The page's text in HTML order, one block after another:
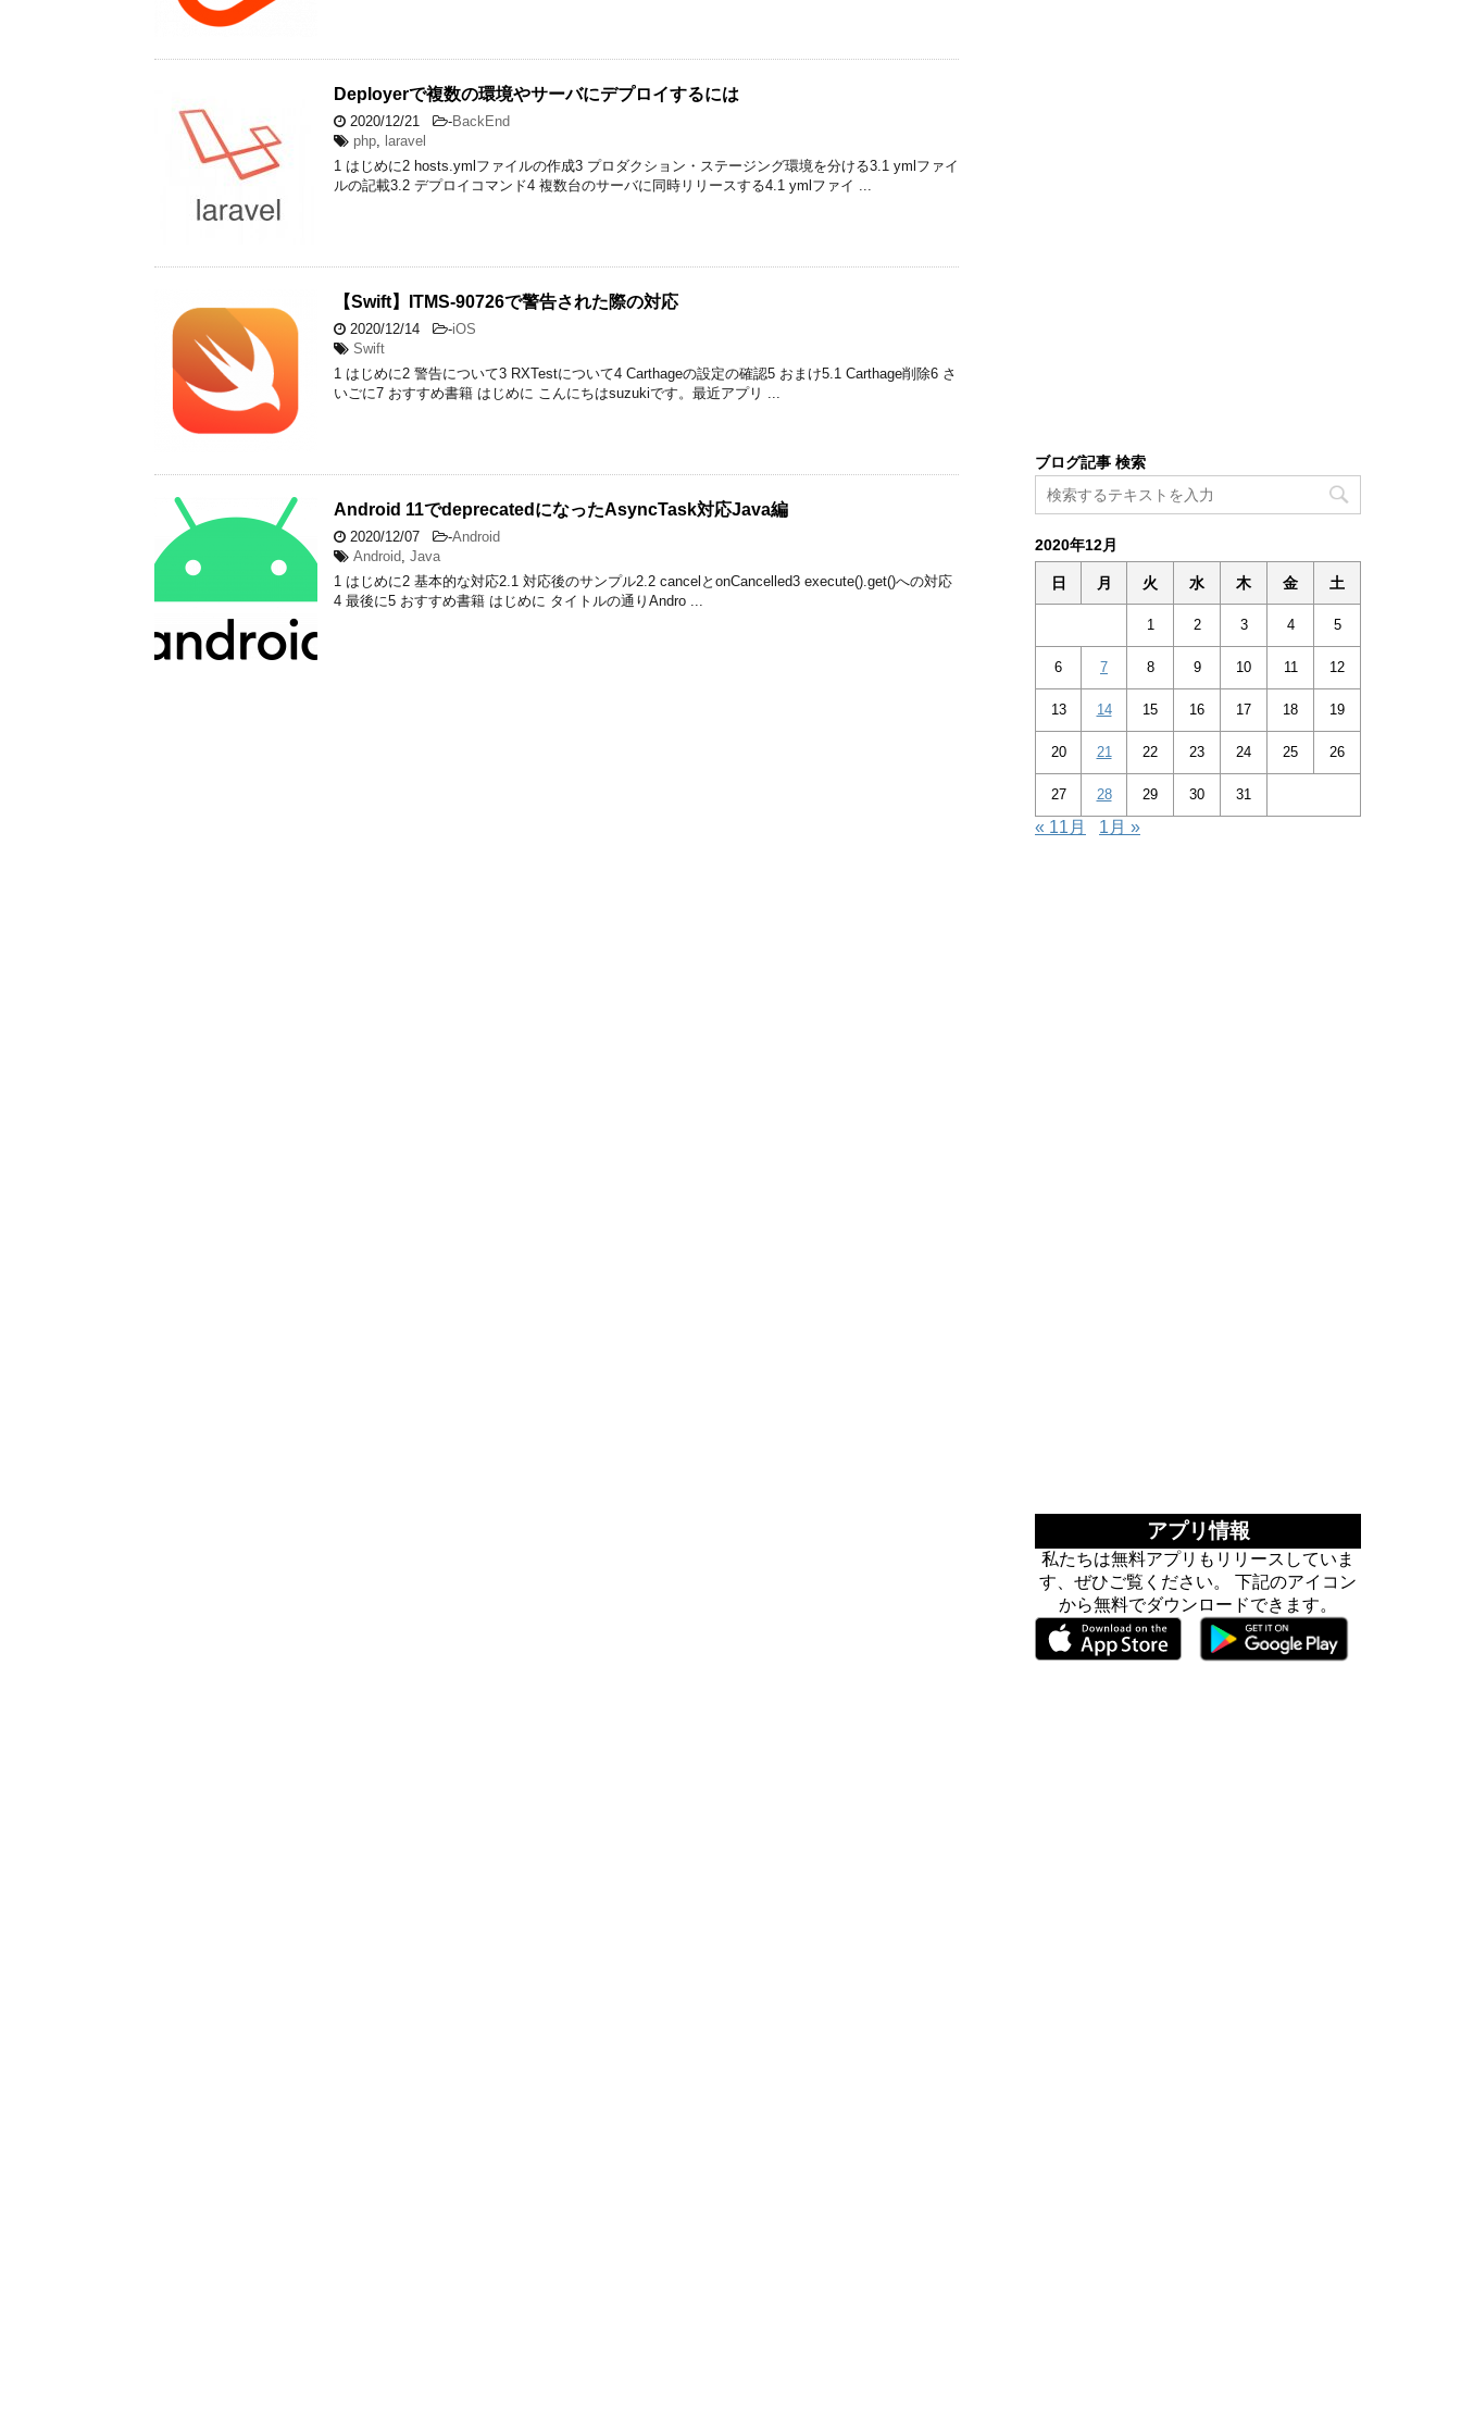
Deployerで複数の環境やサーバにデプロイするには
2020/12/21 -BackEnd
php, laravel
1 はじめに2 hosts.ymlファイルの作成3 プロダクション・ステージング環境を分ける3.1 ymlファイ
ルの記載3.2 デプロイコマンド4 複数台のサーバに同時リリースする4.1 ymlファイ ...
【Swift】ITMS-90726で警告された際の対応
2020/12/14 -iOS
Swift
1 はじめに2 警告について3 RXTestについて4 Carthageの設定の確認5 おまけ5.1 Carthage削除6 さ
いごに7 おすすめ書籍 はじめに こんにちはsuzukiです。最近アプリ ...
Android 11でdeprecatedになったAsyncTask対応Java編
2020/12/07 -Android
Android, Java
1 はじめに2 基本的な対応2.1 対応後のサンプル2.2 cancelとonCancelled3 execute().get()への対応
4 最後に5 おすすめ書籍 はじめに タイトルの通りAndro ...
ブログ記事 検索
2020年12月
日 月 火 水 木 金 土
1 2 3 4 5
6 7 8 9 10 11 12
13 14 15 16 17 18 19
20 21 22 23 24 25 26
27 28 29 30 31
« 11月 1月 »
アプリ情報
私たちは無料アプリもリリースしていま
す、ぜひご覧ください。 下記のアイコン
から無料でダウンロードできます。